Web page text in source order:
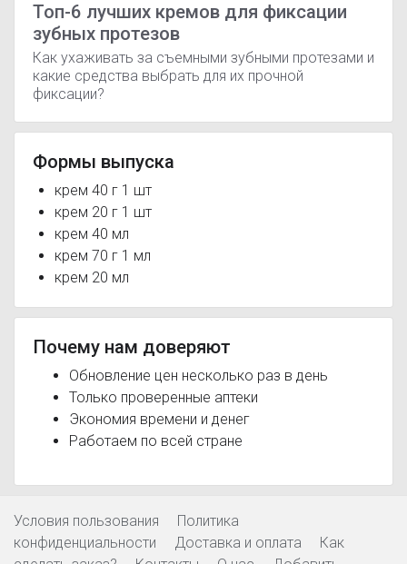
Топ-6 лучших кремов для фиксации
зубных протезов
Как ухаживать за съемными зубными протезами и
какие средства выбрать для их прочной
фиксации?
Формы выпуска
крем 40 г 1 шт
крем 20 г 1 шт
крем 40 мл
крем 70 г 1 мл
крем 20 мл
Почему нам доверяют
Обновление цен несколько раз в день
Только проверенные аптеки
Экономия времени и денег
Работаем по всей стране
Условия пользования
Политика
конфиденциальности
Доставка и оплата
Как